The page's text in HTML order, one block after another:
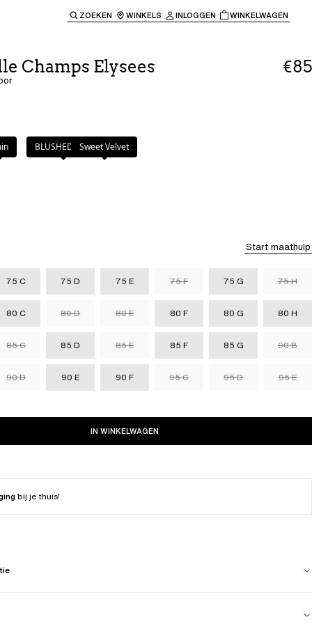
keren naar de hoofdnavigatie.
ZOEKEN WINKELS INLOGGEN WINKELWAGEN
Champs Elysees €85
BLUSHED ASHSweet Velvet
Start maathulp
75 C 75 D 75 E 75 F 75 G 75 H
80 C 80 D 80 E 80 F 80 G 80 H
85 C 85 D 85 E 85 F 85 G 90 B
90 D 90 E 90 F 95 C 95 D 95 E
IN WINKELWAGEN
bij je thuis!